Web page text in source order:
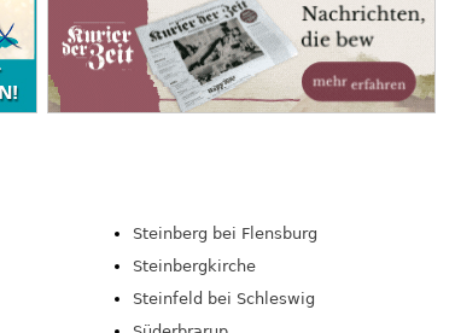
Steinberg bei Flensburg
Steinbergkirche
Steinfeld bei Schleswig